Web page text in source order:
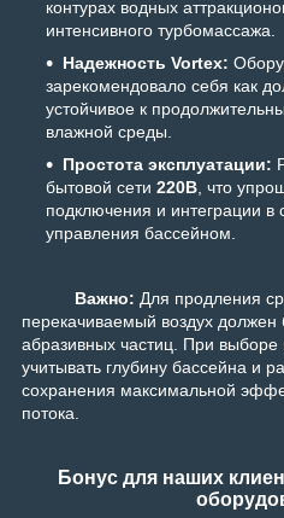
контурах водных
интенсивного турбомассажа.
Надежность Vortex:
зарекомендовало себя как
устойчивое к
влажной среды.
Простота эксплуатации:
бытовой сети 220В, что
подключения и интеграции
управления бассейном.
Важно: Для продления
перекачиваемый воздух
абразивных частиц. При
учитывать глубину бассейна и
сохранения максимальной
потока.
Бонус для наших